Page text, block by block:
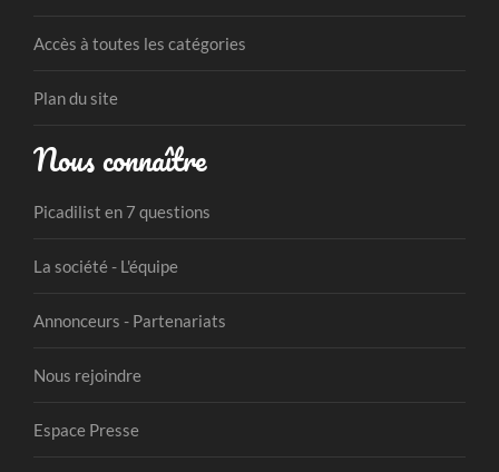
Accès à toutes les catégories
Plan du site
Nous connaître
Picadilist en 7 questions
La société - L'équipe
Annonceurs - Partenariats
Nous rejoindre
Espace Presse